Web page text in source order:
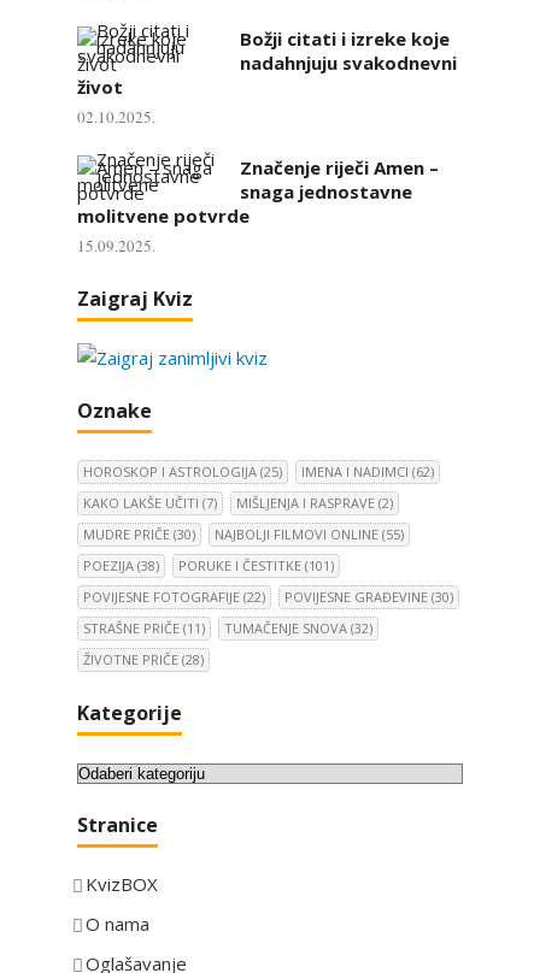
Božji citati i izreke koje
nadahnjuju svakodnevni
život
02.10.2025.
Značenje riječi Amen –
snaga jednostavne
molitvene potvrde
15.09.2025.
Zaigraj Kviz
Oznake
HOROSKOP I ASTROLOGIJA (25) IMENA I NADIMCI (62)
KAKO LAKŠE UČITI (7) MIŠLJENJA I RASPRAVE (2)
MUDRE PRIČE (30) NAJBOLJI FILMOVI ONLINE (55)
POEZIJA (38) PORUKE I ČESTITKE (101)
POVIJESNE FOTOGRAFIJE (22) POVIJESNE GRAĐEVINE (30)
STRAŠNE PRIČE (11) TUMAČENJE SNOVA (32)
ŽIVOTNE PRIČE (28)
Kategorije
K
t
g
o
Stranice
KvizBOX
O nama
Oglašavanje